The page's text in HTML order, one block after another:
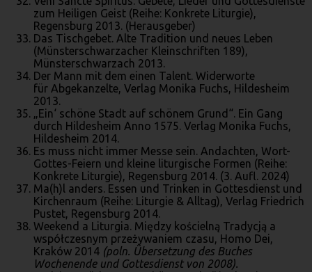
zum Heiligen Geist (Reihe: Konkrete Liturgie),
Regensburg 2013. (Herausgeber)
Das Tischgebet. Alte Tradition und neues Leben
(Münsterschwarzacher Kleinschriften 189),
Münsterschwarzach 2013.
Der Mann mit dem einen Talent. Widerworte
für Abgekanzelte, Verlag Monika Fuchs, Hildesheim
2013.
„Ein‘ schöne Stadt auf schönem Grund“. Ein Gang
durch Hildesheim Anno 1575. Verlag Monika Fuchs,
Hildesheim 2014.
Es muss nicht immer Messe sein. Andachten, Wort-
Gottes-Feiern und kleine liturgische Formen (Reihe:
Konkrete Liturgie), Regensburg 2014. (3. Aufl. 2024)
Ma(h)l anders. Essen und Trinken in Gottesdienst und
Kirchenraum (Reihe: Liturgie & Alltag), Verlag Friedrich
Pustet, Regensburg 2014.
Weekend a Liturgia. Między kościelną Tradycją a
współczesnym przeżywaniem czasu, Homo Dei,
Kraków 2014 (poln. Übersetzung des Buches
Wochenende und Gottesdienst von 2008).